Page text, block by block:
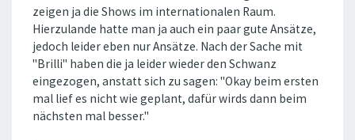
zeigen ja die Shows im internationalen Raum.
Hierzulande hatte man ja auch ein paar gute Ansätze,
jedoch leider eben nur Ansätze. Nach der Sache mit
"Brilli" haben die ja leider wieder den Schwanz
eingezogen, anstatt sich zu sagen: "Okay beim ersten
mal lief es nicht wie geplant, dafür wirds dann beim
nächsten mal besser."